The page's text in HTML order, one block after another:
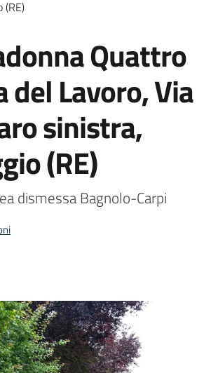
(RE)
Quattro
del Lavoro, Via
sinistra,
(RE)
dismessa Bagnolo-Carpi